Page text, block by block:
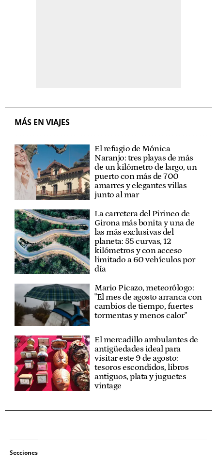
MÁS EN VIAJES
El refugio de Mónica
Naranjo: tres playas de más
de un kilómetro de largo, un
puerto con más de 700
amarres y elegantes villas
junto al mar
La carretera del Pirineo de
Girona más bonita y una de
las más exclusivas del
planeta: 55 curvas, 12
kilómetros y con acceso
limitado a 60 vehículos por
día
Mario Picazo, meteorólogo:
"El mes de agosto arranca con
cambios de tiempo, fuertes
tormentas y menos calor"
El mercadillo ambulantes de
antigüedades ideal para
visitar este 9 de agosto:
tesoros escondidos, libros
antiguos, plata y juguetes
vintage
Secciones